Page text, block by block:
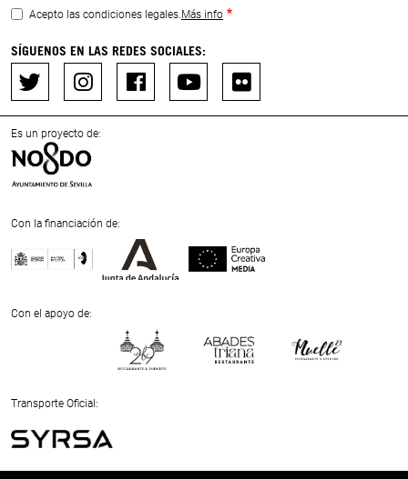
Acepto las condiciones legales. Más info
SÍGUENOS EN LAS REDES SOCIALES:
Es un proyecto de:
Con la financiación de:
Next
Con el apoyo de:
Next
Transporte Oficial:
Previous